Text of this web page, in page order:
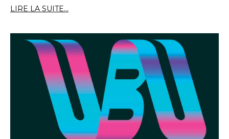
LIRE LA SUITE...